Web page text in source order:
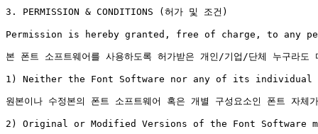
3. PERMISSION & CONDITIONS (허가 및 조건)
Permission is hereby granted, free of charge, to any
본 폰트 소프트웨어를 사용하도록 허가받은 개인/기업/단체 누구
1) Neither the Font Software nor any of its individual
원본이나 수정본의 폰트 소프트웨어 혹은 개별 구성요소인 폰트 자체
2) Original or Modified Versions of the Font Software